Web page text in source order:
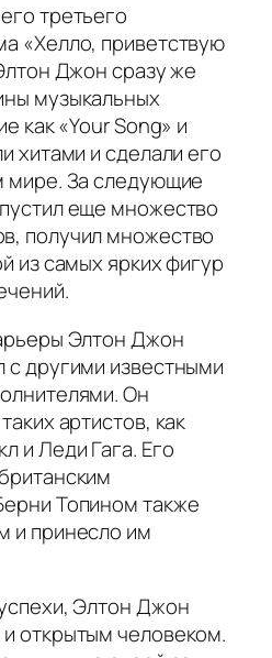
третьего
«Хелло, приветствую
Джон сразу же
музыкальных
как «Your Song» и
хитами и сделали его
мире. За следующие
еще множество
получил множество
из самых ярких фигур
Элтон Джон
с другими известными
Он
артистов, как
и Леди Гага. Его
Топином также
и принесло им
Элтон Джон
открытым человеком.